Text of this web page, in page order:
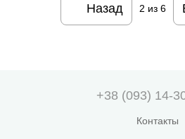
Назад 2 из 6
+38 (093) 14-
Контакты